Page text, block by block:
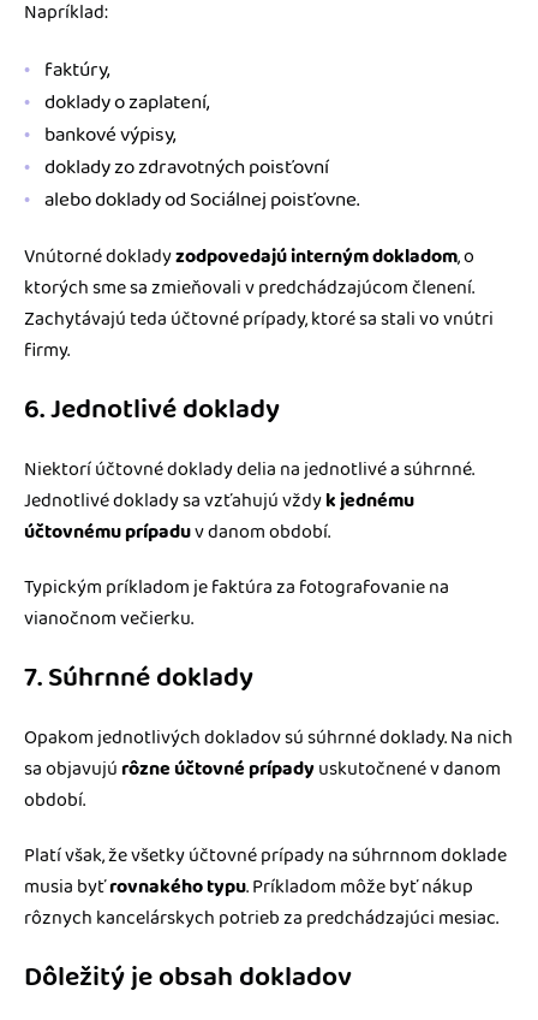
Napríklad:
faktúry,
doklady o zaplatení,
bankové výpisy,
doklady zo zdravotných poisťovní
alebo doklady od Sociálnej poisťovne.
Vnútorné dokladyzodpovedajú interným dokladom, o
ktorých sme sa zmieňovali v predchádzajúcom členení.
Zachytávajú teda účtovné prípady, ktoré sa stali vo vnútri
firmy.
6. Jednotlivé doklady
Niektorí účtovné doklady delia na jednotlivé a súhrnné.
Jednotlivé doklady sa vzťahujú vždyk jednému
účtovnému prípaduv danom období.
Typickým príkladom je faktúra za fotografovanie na
vianočnom večierku.
7. Súhrnné doklady
Opakom jednotlivých dokladov sú súhrnné doklady. Na nich
sa objavujúrôzne účtovné prípadyuskutočnené v danom
období.
Platí však, že všetky účtovné prípady na súhrnnom doklade
musia byťrovnakého typu. Príkladom môže byť nákup
rôznych kancelárskych potrieb za predchádzajúci mesiac.
Dôležitý je obsah dokladov